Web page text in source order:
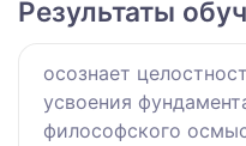
Результаты
осознает
усвоения
философского